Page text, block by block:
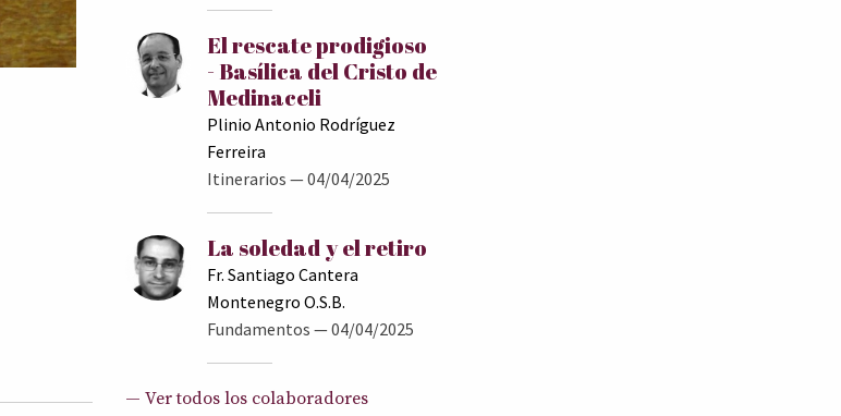
El rescate prodigioso
- Basílica del Cristo de
Medinaceli
Plinio Antonio Rodríguez
Ferreira
Itinerarios — 04/04/2025
La soledad y el retiro
Fr. Santiago Cantera
Montenegro O.S.B.
Fundamentos — 04/04/2025
— Ver todos los colaboradores